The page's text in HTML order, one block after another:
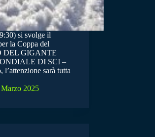
si svolge il
la Coppa del
DEL GIGANTE
DI SCI –
l’attenzione sarà tutta
Marzo 2025